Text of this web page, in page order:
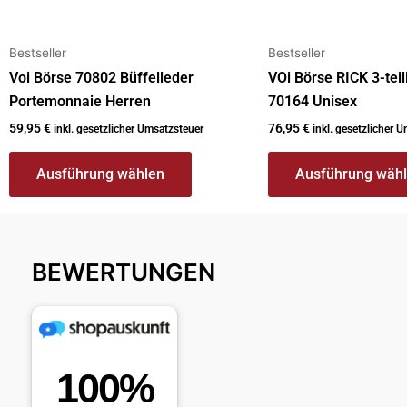
Bestseller
Voi Börse 70802 Büffelleder
Portemonnaie Herren
59,95€ inkl. gesetzlicher Umsatzsteuer
Ausführung wählen
Bestseller
VOi Börse RICK 3-
70164 Unisex
76,95€ inkl. gesetzlicher
Ausführung
BEWERTUNGEN